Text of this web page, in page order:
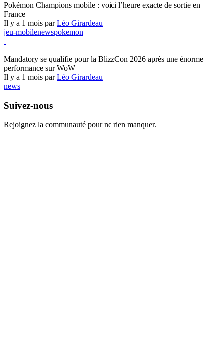
Pokémon Champions mobile : voici l’heure exacte de sortie en
France
Il y a 1 mois parLéo Girardeau
jeu-mobilenewspokemon
Mandatory se qualifie pour la BlizzCon 2026 après une énorme
performance sur WoW
Il y a 1 mois parLéo Girardeau
news
Suivez-nous
Rejoignez la communauté pour ne rien manquer.